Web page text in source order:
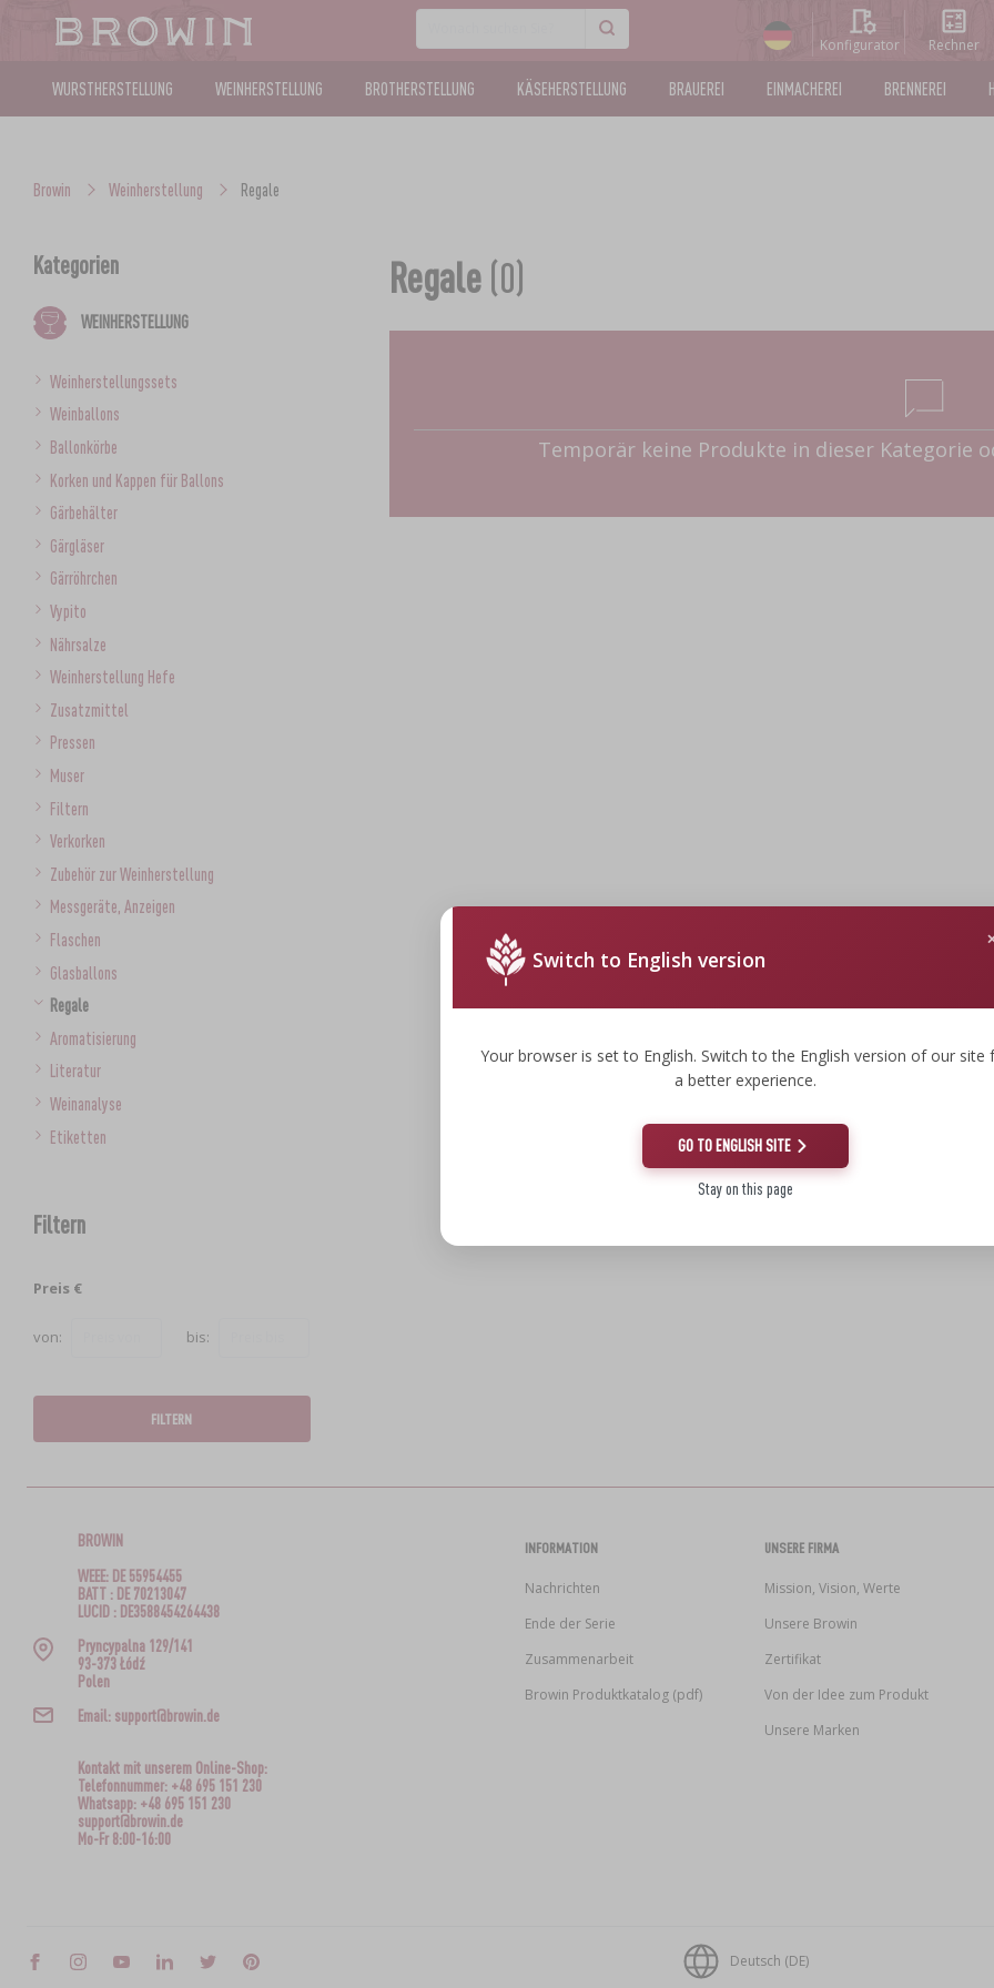
Konfigurator Rechner
WURSTHERSTELLUNG WEINHERSTELLUNG BROTHERSTELLUNG KÄSEHERSTELLUNG BRAUEREI EINMACHEREI BRENNEREI
Browin Weinherstellung Regale
Kategorien
WEINHERSTELLUNG
Weinherstellungssets
Weinballons
Ballonkörbe
Korken und Kappen für Ballons
Gärbehälter
Gärgläser
Gärröhrchen
Vypito
Nährsalze
Weinherstellung Hefe
Zusatzmittel
Pressen
Muser
Filtern
Verkorken
Zubehör zur Weinherstellung
Messgeräte, Anzeigen
Flaschen
Glasballons
Regale
Aromatisierung
Literatur
Weinanalyse
Etiketten
Filtern
Preis €
von: bis:
FILTERN
Regale(0)
Temporär keine Produkte in dieser Kategorie
Switch to English version
Your browser is set to English. Switch to the English version of our site
a better experience.
GO TO ENGLISH SITE
Stay on this page
BROWIN
WEEE: DE 55954455
BATT : DE 70213047
LUCID : DE3588454264438
Pryncypalna 129/141
93-373 Łódź
Polen
Email: support@browin.de
Kontakt mit unserem Online-Shop:
Telefonnummer: +48 695 151 230
Whatsapp: +48 695 151 230
support@browin.de
Mo-Fr 8:00-16:00
INFORMATION
Nachrichten
Ende der Serie
Zusammenarbeit
Browin Produktkatalog (pdf)
UNSERE FIRMA
Mission, Vision, Werte
Unsere Browin
Zertifikat
Von der Idee zum Produkt
Unsere Marken
Deutsch (DE)